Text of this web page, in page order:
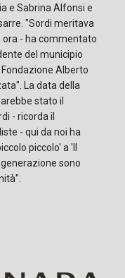
e Sabrina Alfonsi e
"Sordi meritava
ora - ha commentato
del municipio
Alberto
La data della
stato il
- ricorda il
- qui da noi ha
piccolo' a 'Il
sono